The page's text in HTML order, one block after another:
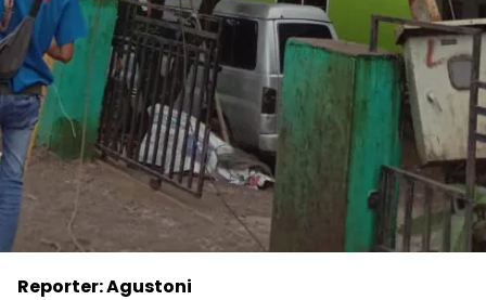
Reporter: Agustoni